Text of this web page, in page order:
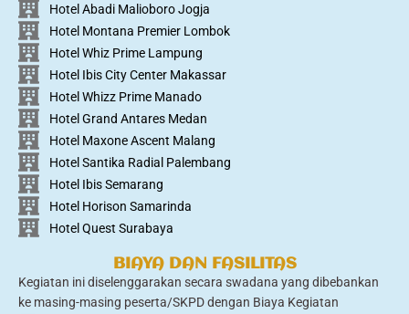
Hotel Abadi Malioboro Jogja
Hotel Montana Premier Lombok
Hotel Whiz Prime Lampung
Hotel Ibis City Center Makassar
Hotel Whizz Prime Manado
Hotel Grand Antares Medan
Hotel Maxone Ascent Malang
Hotel Santika Radial Palembang
Hotel Ibis Semarang
Hotel Horison Samarinda
Hotel Quest Surabaya
BIAYA DAN FASILITAS
Kegiatan ini diselenggarakan secara swadana yang dibebankan
ke masing-masing peserta/SKPD dengan Biaya Kegiatan